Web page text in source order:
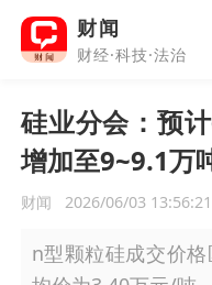
财闻
财经·科技·法治
硅业分会：预
增加至9~9.1万
财闻 2026/06/03 13:56:21
n型颗粒硅成交价